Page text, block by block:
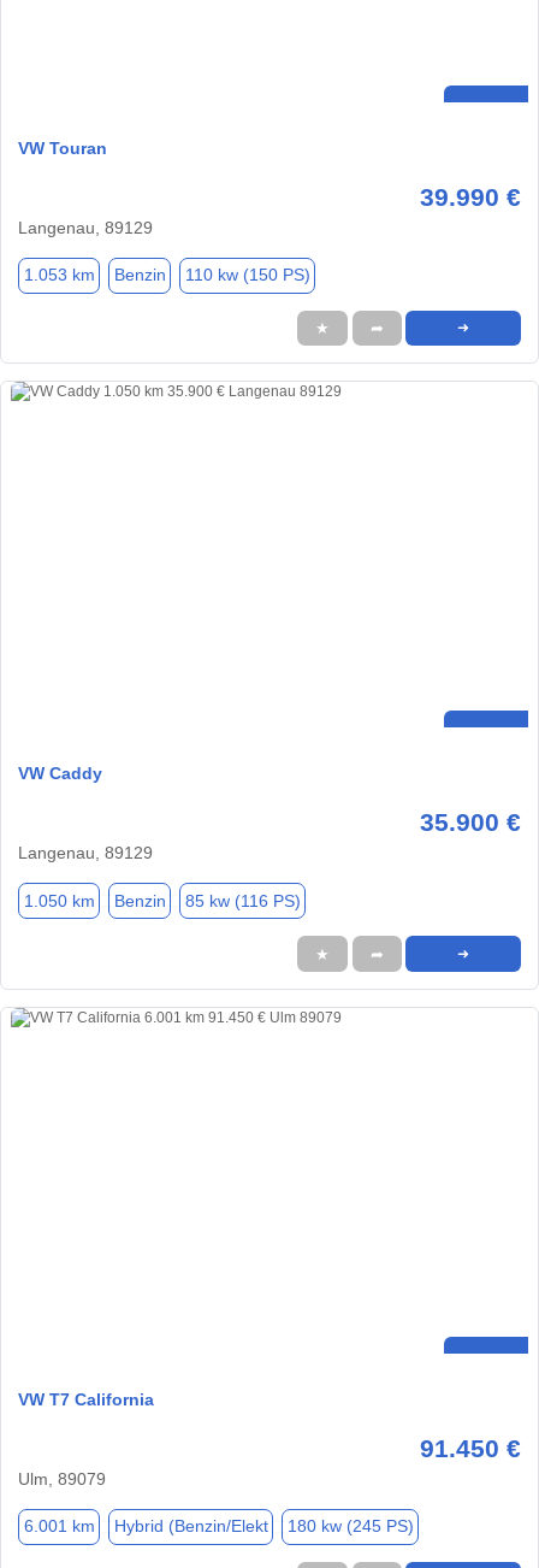
VW Touran
39.990 €
Langenau, 89129
1.053 km Benzin 110 kw (150 PS)
★ ➦ ➜
VW Caddy
35.900 €
Langenau, 89129
1.050 km Benzin 85 kw (116 PS)
★ ➦ ➜
VW T7 California
91.450 €
Ulm, 89079
6.001 km Hybrid (Benzin/Elekt 180 kw (245 PS)